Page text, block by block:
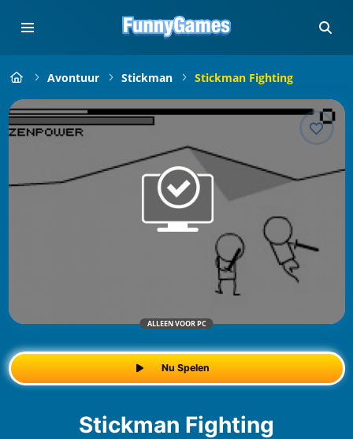
Avontuur Stickman Stickman Fighting
ALLEEN VOOR PC
Nu Spelen
Stickman Fighting